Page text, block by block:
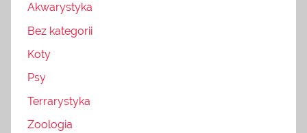
Akwarystyka
Bez kategorii
Koty
Psy
Terrarystyka
Zoologia